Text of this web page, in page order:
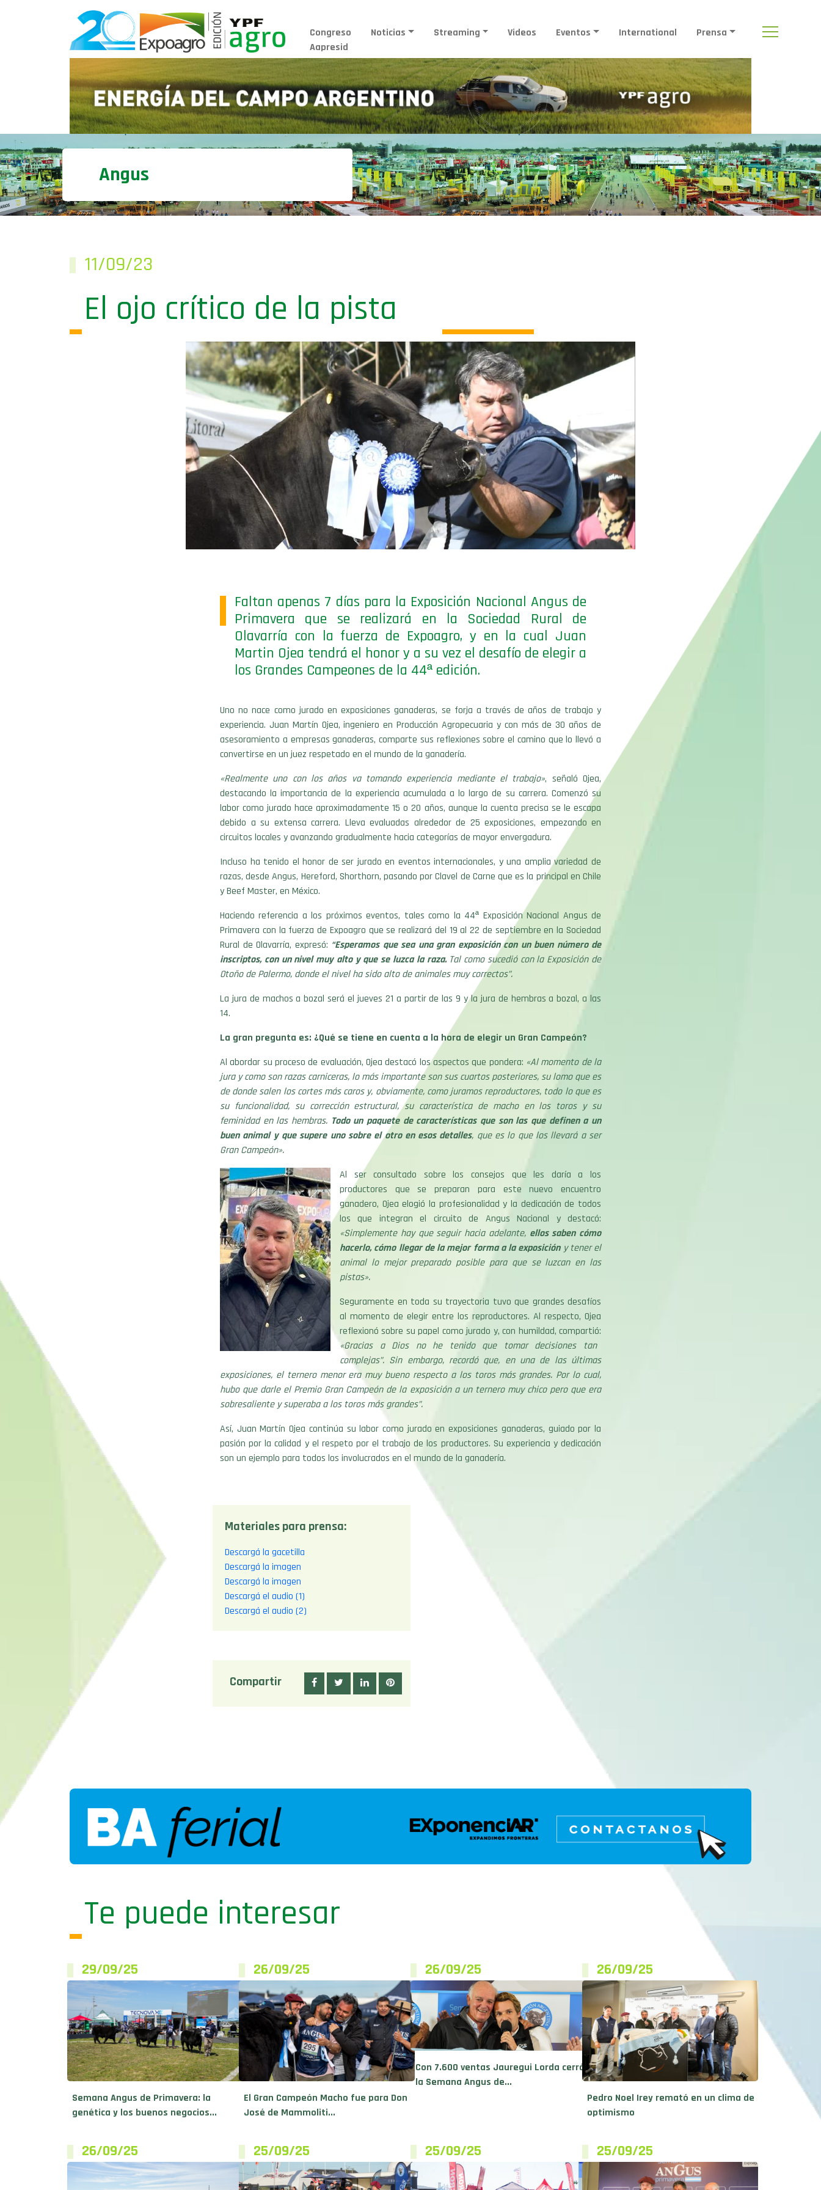
Congreso
Aapresid
Noticias Streaming Videos Eventos International Prensa
Angus
11/09/23
El ojo crítico de la pista
Faltan apenas 7 días para la Exposición Nacional Angus de
Primavera que se realizará en la Sociedad Rural de
Olavarría con la fuerza de Expoagro, y en la cual Juan
Martin Ojea tendrá el honor y a su vez el desafío de elegir a
los Grandes Campeones de la 44ª edición.
Uno no nace como jurado en exposiciones ganaderas, se forja a través de años de trabajo y
experiencia. Juan Martín Ojea, ingeniero en Producción Agropecuaria y con más de 30 años de
asesoramiento a empresas ganaderas, comparte sus reflexiones sobre el camino que lo llevó a
convertirse en un juez respetado en el mundo de la ganadería.
«Realmente uno con los años va tomando experiencia mediante el trabajo», señaló Ojea,
destacando la importancia de la experiencia acumulada a lo largo de su carrera. Comenzó su
labor como jurado hace aproximadamente 15 o 20 años, aunque la cuenta precisa se le escapa
debido a su extensa carrera. Lleva evaluadas alrededor de 25 exposiciones, empezando en
circuitos locales y avanzando gradualmente hacia categorías de mayor envergadura.
Incluso ha tenido el honor de ser jurado en eventos internacionales, y una amplia variedad de
razas, desde Angus, Hereford, Shorthorn, pasando por Clavel de Carne que es la principal en Chile
y Beef Master, en México.
Haciendo referencia a los próximos eventos, tales como la 44ª Exposición Nacional Angus de
Primavera con la fuerza de Expoagro que se realizará del 19 al 22 de septiembre en la Sociedad
Rural de Olavarría, expresó: “Esperamos que sea una gran exposición con un buen número de
inscriptos, con un nivel muy alto y que se luzca la raza.Tal como sucedió con la Exposición de
0toño de Palermo, donde el nivel ha sido alto de animales muy correctos”.
La jura de machos a bozal será el jueves 21 a partir de las 9 y la jura de hembras a bozal, a las
14.
La gran pregunta es: ¿Qué se tiene en cuenta a la hora de elegir un Gran Campeón?
Al abordar su proceso de evaluación, Ojea destacó los aspectos que pondera: «Al momento de la
jura y como son razas carniceras, lo más importante son sus cuartos posteriores, su lomo que es
de donde salen los cortes más caros y, obviamente, como juramos reproductores, todo lo que es
su funcionalidad, su corrección estructural, su característica de macho en los toros y su
feminidad en las hembras. Todo un paquete de características que son las que definen a un
buen animal y que supere uno sobre el otro en esos detalles, que es lo que los llevará a ser
Gran Campeón».
Al ser consultado sobre los consejos que les daría a los
productores que se preparan para este nuevo encuentro
ganadero, Ojea elogió la profesionalidad y la dedicación de todos
los que integran el circuito de Angus Nacional y destacó:
«Simplemente hay que seguir hacia adelante, ellos saben cómo
hacerlo, cómo llegar de la mejor forma a la exposición y tener el
animal lo mejor preparado posible para que se luzcan en las
pistas».
Seguramente en toda su trayectoria tuvo que grandes desafíos
al momento de elegir entre los reproductores. Al respecto, Ojea
reflexionó sobre su papel como jurado y, con humildad, compartió:
«Gracias a Dios no he tenido que tomar decisiones tan
complejas”. Sin embargo, recordó que, en una de las últimas
exposiciones, el ternero menor era muy bueno respecto a los toros más grandes. Por lo cual,
hubo que darle el Premio Gran Campeón de la exposición a un ternero muy chico pero que era
sobresaliente y superaba a los toros más grandes”.
Así, Juan Martín Ojea continúa su labor como jurado en exposiciones ganaderas, guiado por la
pasión por la calidad y el respeto por el trabajo de los productores. Su experiencia y dedicación
son un ejemplo para todos los involucrados en el mundo de la ganadería.
Materiales para prensa:
Descargá la gacetilla
Descargá la imagen
Descargá la imagen
Descargá el audio (1)
Descargá el audio (2)
Compartir
Te puede interesar
29/09/25
Semana Angus de Primavera: la
genética y los buenos negocios...
26/09/25
El Gran Campeón Macho fue para Don
José de Mammoliti...
26/09/25
Con 7.600 ventas Jauregui Lorda cerró
la Semana Angus de...
26/09/25
Pedro Noel Irey remató en un clima de
optimismo
26/09/25 25/09/25 25/09/25 25/09/25